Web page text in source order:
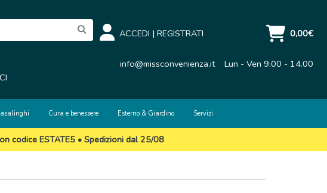
ACCEDI | REGISTRATI 0,00€
info@missconvenienza.it Lun - Ven 9.00 - 14.00
Cura e benessere Esterno & Giardino Servizi
codice ESTATE5 • Spedizioni dal 25/08